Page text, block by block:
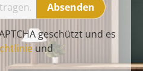
Absenden
geschützt und es
und